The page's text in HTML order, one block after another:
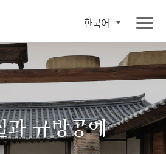
한국어
과 규방공예